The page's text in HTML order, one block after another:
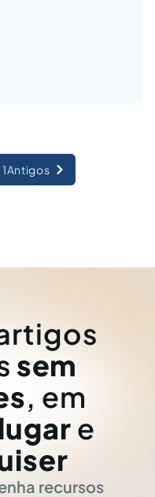
Antigos
sem
, em
e
recursos